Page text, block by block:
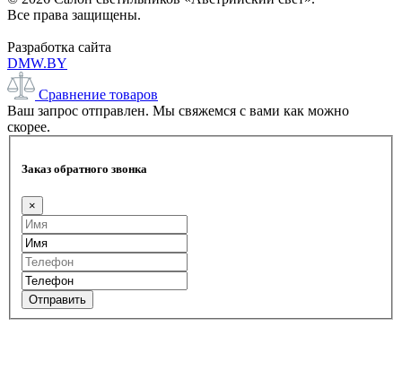
Все права защищены.
Разработка сайта
DMW.BY
Сравнение товаров
Ваш запрос отправлен. Мы свяжемся с вами как можно
скорее.
Заказ обратного звонка
×
Отправить